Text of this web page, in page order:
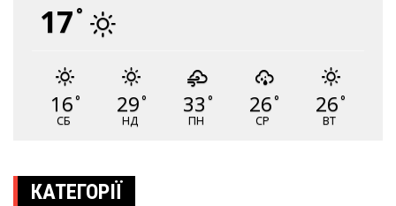
17 °
16°
СБ
29°
НД
33 °
ПН
26°
СР
26°
ВТ
КАТЕГОРІЇ